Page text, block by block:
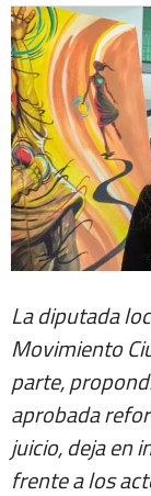
Extra +
La diputada
Movimiento
parte,
aprobada
juicio, deja en
frente a los